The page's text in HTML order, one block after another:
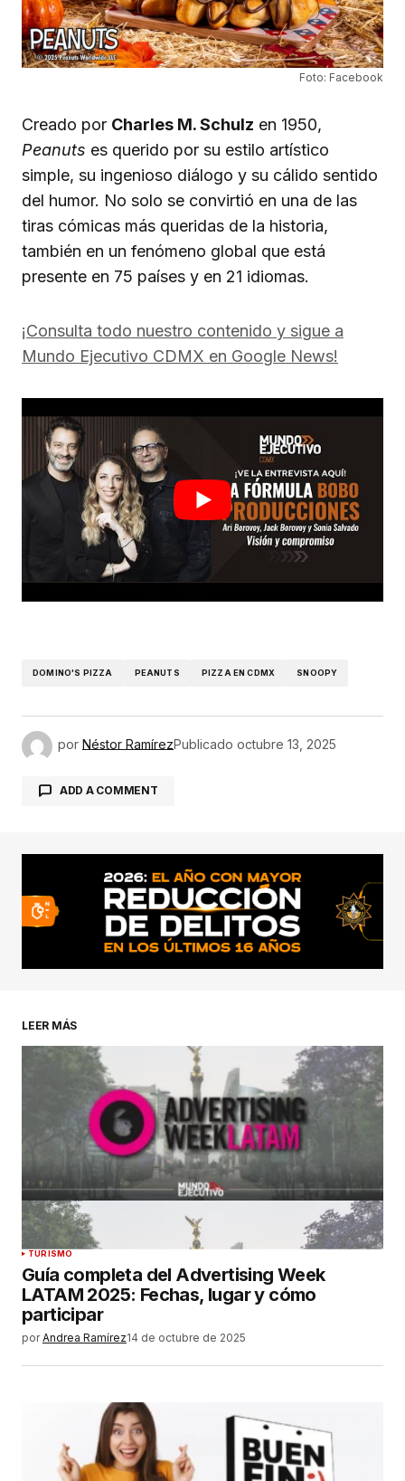
Foto: Facebook
Creado por Charles M. Schulz en 1950,
Peanuts es querido por su estilo artístico
simple, su ingenioso diálogo y su cálido sentido
del humor. No solo se convirtió en una de las
tiras cómicas más queridas de la historia,
también en un fenómeno global que está
presente en 75 países y en 21 idiomas.
¡Consulta todo nuestro contenido y sigue a
Mundo Ejecutivo CDMX en Google News!
DOMINO'S PIZZA PEANUTS PIZZA EN CDMX SNOOPY
por Néstor RamírezPublicado octubre 13, 2025
ADD A COMMENT
conectado
LEER MÁS
TURISMO
Guía completa del Advertising Week
LATAM 2025: Fechas, lugar y cómo
participar
por Andrea Ramírez14 de octubre de 2025